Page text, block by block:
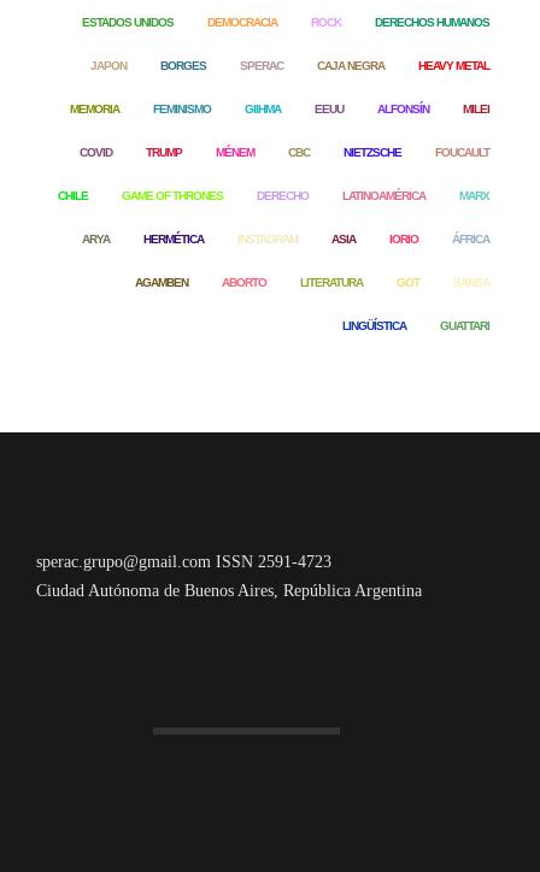
ESTADOS UNIDOS DEMOCRACIA ROCK DERECHOS HUMANOS
JAPON BORGES SPERAC CAJA NEGRA HEAVY METAL
MEMORIA FEMINISMO GIIHMA EEUU ALFONSÍN MILEI
COVID TRUMP MÉNEM CBC NIETZSCHE FOUCAULT
CHILE GAME OF THRONES DERECHO LATINOAMÉRICA MARX
ARYA HERMÉTICA INSTAGRAM ASIA IORIO ÁFRICA
AGAMBEN ABORTO LITERATURA GOT SANSA
LINGÜÍSTICA GUATTARI
sperac.grupo@gmail.com ISSN 2591-4723
Ciudad Autónoma de Buenos Aires, República Argentina